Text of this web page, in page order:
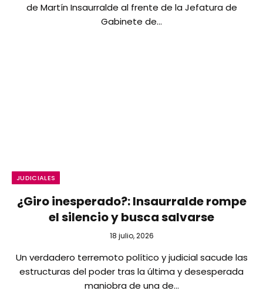
de Martín Insaurralde al frente de la Jefatura de
Gabinete de…
JUDICIALES
¿Giro inesperado?: Insaurralde rompe
el silencio y busca salvarse
18 julio, 2026
Un verdadero terremoto político y judicial sacude las
estructuras del poder tras la última y desesperada
maniobra de una de…